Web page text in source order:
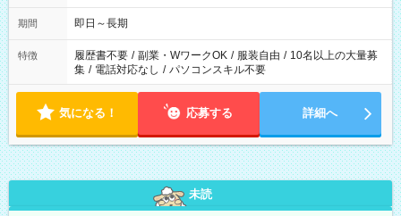
日～長期安定 スタート日は相談可能！ 勤務日／月～金の週4日
～でOK！
期間 即日～長期
特徴 履歴書不要 / 副業・WワークOK / 服装自由 / 10名以上の大量募
集 / 電話対応なし / パソコンスキル不要
気になる！ 応募する 詳細へ
未読